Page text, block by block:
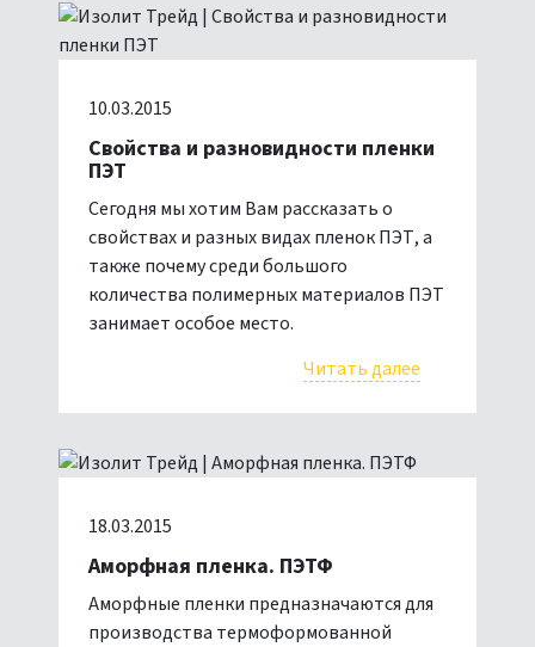
10.03.2015
Свойства и разновидности пленки
ПЭТ
Сегодня мы хотим Вам рассказать о
свойствах и разных видах пленок ПЭТ, а
также почему среди большого
количества полимерных материалов ПЭТ
занимает особое место.
Читать далее
18.03.2015
Аморфная пленка. ПЭТФ
Аморфные пленки предназначаются для
производства термоформованной